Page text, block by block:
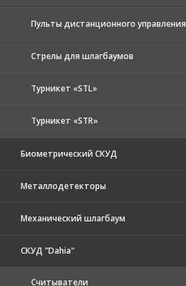
Пульты дистанционного управления
Стрелы для шлагбаумов
Турникет «STL»
Турникет «STR»
Биометрический СКУД
Металлодетекторы
Механический шлагбаум
СКУД "Dahia"
Считыватели